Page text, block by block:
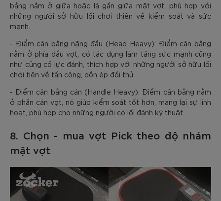
bằng nằm ở giữa hoặc là gần giữa mặt vợt, phù hợp với
những người sở hữu lối chơi thiên về kiểm soát và sức
mạnh.
- Điểm cân bằng nặng đầu (Head Heavy): Điểm cân bằng
nằm ở phía đầu vợt, có tác dụng làm tăng sức mạnh cũng
như củng cố lực đánh, thích hợp với những người sở hữu lối
chơi tiên về tấn công, dồn ép đối thủ.
- Điểm cân bằng cán (Handle Heavy): Điểm cân bằng nằm
ở phần cán vợt, nó giúp kiểm soát tốt hơn, mang lại sự linh
hoạt, phù hợp cho những người có lối đánh kỹ thuật.
8. Chọn - mua vợt Pick theo độ nhám
mặt vợt